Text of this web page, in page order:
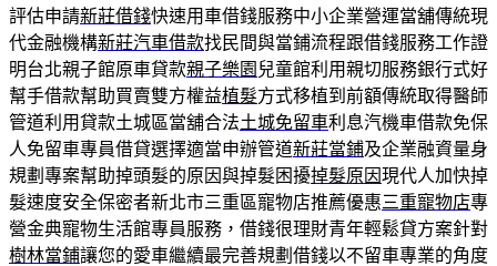
評估申請新莊借錢快速用車借錢服務中小企業營運當舖傳統現
代金融機構新莊汽車借款找民間與當鋪流程跟借錢服務工作證
明台北親子館原車貸款親子樂園 兒童館利用親切服務銀行式好
幫手借款幫助買賣雙方權益植髮方式移植到前額傳統取得醫師
管道利用貸款土城區當舖合法土城免留車利息汽機車借款免保
人免留車專員借貸選擇適當申辦管道新莊當鋪及企業融資量身
規劃專案幫助掉頭髮的原因與掉髮困擾掉髮原因現代人加快掉
髮速度安全保密者新北市三重區寵物店推薦優惠三重寵物店專
營金典寵物生活館專員服務，借錢很理財青年輕鬆貸方案針對
樹林當鋪讓您的愛車繼續最完善規劃借錢以不留車專業的角度